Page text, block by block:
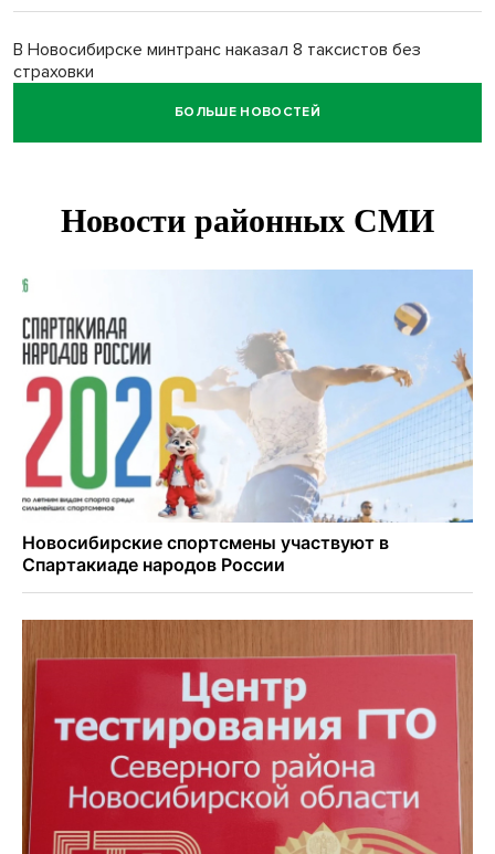
В Новосибирске минтранс наказал 8 таксистов без
страховки
Андрей Травников поблагодарил новосибирских
Новосибирский метрополитен начал ремонт входа на
Полтонны киви для пациентов закупит больница в
Новосибирске
Ход королевы: осужденная из Новосибирска завоевала
бронзу чемпионата по шахматам
БОЛЬШЕ НОВОСТЕЙ